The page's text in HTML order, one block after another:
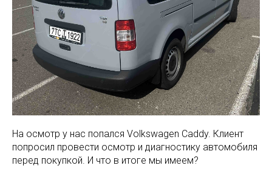
На осмотр у нас попался Volkswagen Caddy. Клиент
попросил провести осмотр и диагностику автомобиля
перед покупкой. И что в итоге мы имеем?